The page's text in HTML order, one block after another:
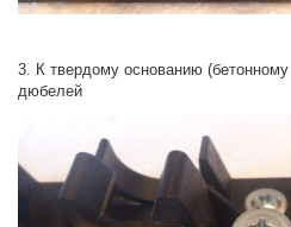
3. К твердому основанию
дюбелей